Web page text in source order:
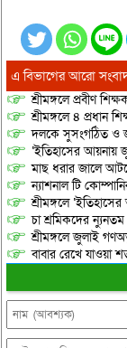
এ বিভাগের আরো
শ্রীমঙ্গলে প্রবীণ
শ্রীমঙ্গলে ৪ প্রধান
দলকে সুসংগঠিত ও
‘ইতিহাসের আয়নায়
মাছ ধরার জালে
ন্যাশনাল টি
শ্রীমঙ্গলে
চা শ্রমিকদের
শ্রীমঙ্গলে জুলাই
বাবার রেখে যাওয়া